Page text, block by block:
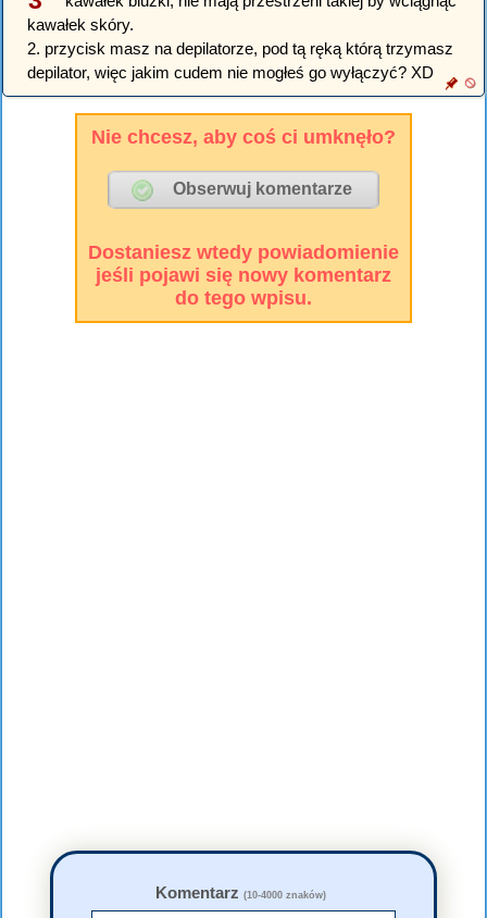
kawałek skóry.
2. przycisk masz na depilatorze, pod tą ręką którą trzymasz
depilator, więc jakim cudem nie mogłeś go wyłączyć? XD
Nie chcesz, aby coś ci umknęło?
Dostaniesz wtedy powiadomienie
jeśli pojawi się nowy komentarz
do tego wpisu.
Komentarz (10-4000 znaków)